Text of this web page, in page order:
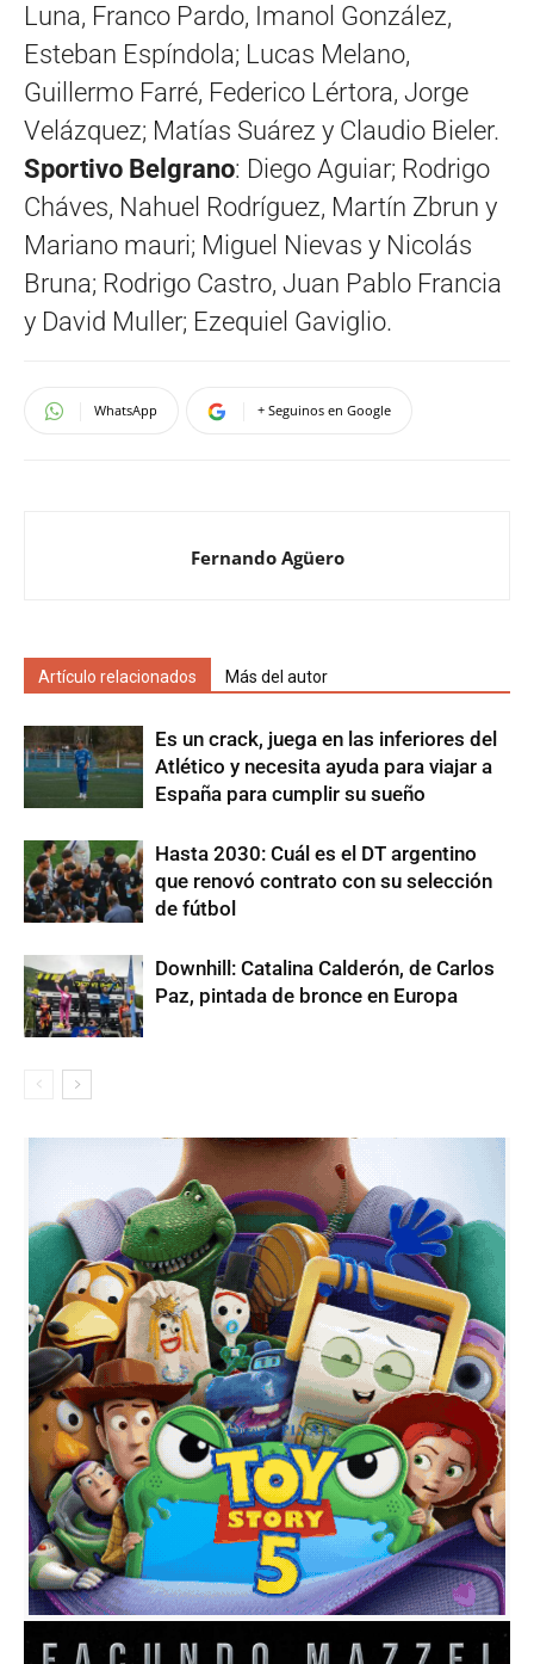
Luna, Franco Pardo, Imanol González,
Esteban Espíndola; Lucas Melano,
Guillermo Farré, Federico Lértora, Jorge
Velázquez; Matías Suárez y Claudio Bieler.
Sportivo Belgrano: Diego Aguiar; Rodrigo
Cháves, Nahuel Rodríguez, Martín Zbrun y
Mariano mauri; Miguel Nievas y Nicolás
Bruna; Rodrigo Castro, Juan Pablo Francia
y David Muller; Ezequiel Gaviglio.
WhatsApp + Seguinos en Google
Fernando Agüero
Artículo relacionados Más del autor
Es un crack, juega en las inferiores del
Atlético y necesita ayuda para viajar a
España para cumplir su sueño
Hasta 2030: Cuál es el DT argentino
que renovó contrato con su selección
de fútbol
Downhill: Catalina Calderón, de Carlos
Paz, pintada de bronce en Europa